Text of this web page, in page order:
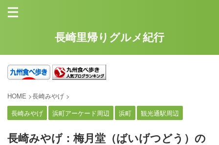
長崎里帰りグルメ紀行
HOME >長崎みやげ >
長崎みやげ
浜町アーケード周辺 浜町 観光通駅周辺
長崎みやげ：梅月堂（ばいげつどう）の